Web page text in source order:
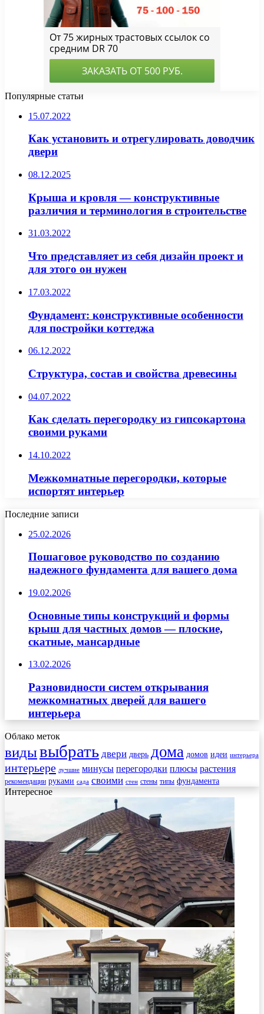
Популярные статьи
15.07.2022
Как установить и отрегулировать доводчик
двери
08.12.2025
Крыша и кровля — конструктивные
различия и терминология в строительстве
31.03.2022
Что представляет из себя дизайн проект и
для этого он нужен
17.03.2022
Фундамент: конструктивные особенности
для постройки коттеджа
06.12.2022
Структура, состав и свойства древесины
04.07.2022
Как сделать перегородку из гипсокартона
своими руками
14.10.2022
Межкомнатные перегородки, которые
испортят интерьер
Последние записи
25.02.2026
Пошаговое руководство по созданию
надежного фундамента для вашего дома
19.02.2026
Основные типы конструкций и формы
крыш для частных домов — плоские,
скатные, мансардные
13.02.2026
Разновидности систем открывания
межкомнатных дверей для вашего
интерьера
Облако меток
видывыбрать двери дверь дома домов идеи интерьера
интерьере лучшие минусы перегородки плюсы растения
рекомендации руками сада своими стен стены типы фундамента
Интересное